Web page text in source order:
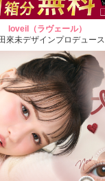
loveil（ラヴェール）
來未デザインプロデュース